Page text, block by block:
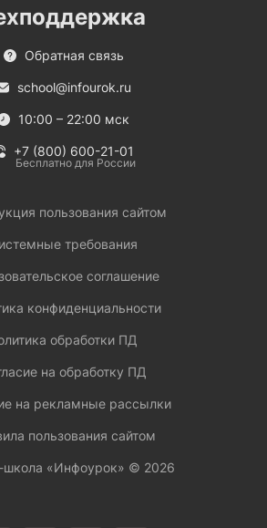
Обратная связь
school@infourok.ru
10:00 – 22:00 мск
+7 (800) 600-21-01
Бесплатно для России
пользования сайтом
требования
соглашение
конфиденциальности
обработки ПД
на обработку ПД
на рекламные рассылки
пользования сайтом
школа «Инфоурок» © 2026